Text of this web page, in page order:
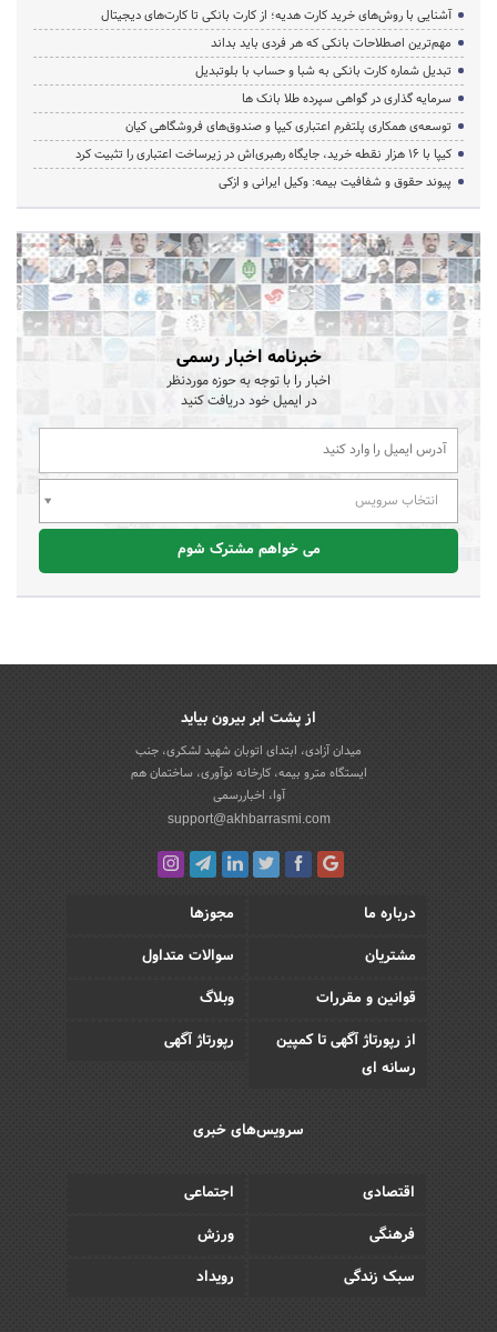
آشنایی با روش‌های خرید کارت هدیه؛ از کارت بانکی تا کارت‌های دیجیتال
مهم‌ترین اصطلاحات بانکی که هر فردی باید بداند
تبدیل شماره کارت بانکی به شبا و حساب با بلوتبدیل
سرمایه گذاری در گواهی سپرده طلا بانک ها
توسعه‌ی همکاری‌ پلتفرم اعتباری کیپا و صندوق‌های فروشگاهی کیان
کیپا با ۱۶ هزار نقطه خرید، جایگاه رهبری‌اش در زیرساخت اعتباری را تثبیت کرد
پیوند حقوق و شفافیت بیمه: وکیل ایرانی و ازکی
خبرنامه اخبار رسمی
اخبار را با توجه به حوزه موردنظر
در ایمیل خود دریافت کنید
انتخاب سرویس
می خواهم مشترک شوم
از پشت ابر بیرون بیاید
میدان آزادی، ابتدای اتوبان شهید لشکری، جنب
ایستگاه مترو بیمه، کارخانه نوآوری، ساختمان هم
آوا، اخباررسمی
support@akhbarrasmi.com
درباره ما
مجوزها
مشتریان
سوالات متداول
قوانین و مقررات
وبلاگ
از رپورتاژ آگهی تا کمپین
رسانه ای
رپورتاژ آگهی
سرویس‌های خبری
اقتصادی
اجتماعی
فرهنگی
ورزش
سبک زندگی
رویداد